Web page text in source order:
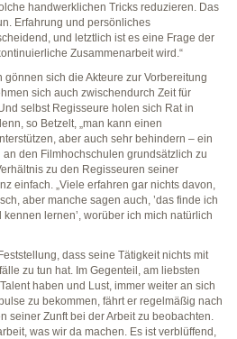
handwerklichen Tricks reduzieren. Das
Erfahrung und persönliches
und letztlich ist es eine Frage der
Zusammenarbeit wird.“
sich die Akteure zur Vorbereitung
sich auch zwischendurch Zeit für
selbst Regisseure holen sich Rat in
so Betzelt, „man kann einen
aber auch sehr behindern – ein
den Filmhochschulen grundsätzlich zu
zu den Regisseuren seiner
einfach. „Viele erfahren gar nichts davon,
aber manche sagen auch, ’das finde ich
lernen’, worüber ich mich natürlich
dass seine Tätigkeit nichts mit
zu tun hat. Im Gegenteil, am liebsten
haben und Lust, immer weiter an sich
zu bekommen, fährt er regelmäßig nach
seiner Zunft bei der Arbeit zu beobachten.
was wir da machen. Es ist verblüffend,